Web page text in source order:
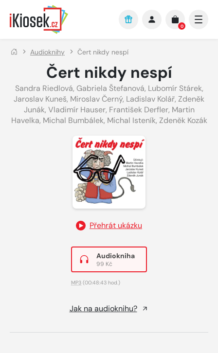
Přejít na hlavní obsah
0
Audioknihy Čert nikdy nespí
Čert nikdy nespí
Sandra Riedlová, Gabriela Štefanová, Lubomír Stárek,
Jaroslav Kuneš, Miroslav Černý, Ladislav Kolář, Zdeněk
Junák, Vladimír Hauser, František Derfler, Martin
Havelka, Michal Bumbálek, Michal Isteník, Zdeněk Kozák
Přehrát ukázku
Audiokniha
99 Kč
MP3 (00:48:43 hod.)
Jak na audioknihu?